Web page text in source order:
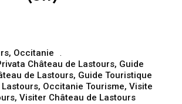
, Occitanie
Château de Lastours, Guide
de Lastours, Guide Touristique
Lastours, Occitanie Tourisme, Visite
, Visiter Château de Lastours